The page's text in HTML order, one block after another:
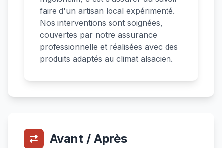
faire d'un artisan local expérimenté.
Nos interventions sont soignées,
couvertes par notre assurance
professionnelle et réalisées avec des
produits adaptés au climat alsacien.
Avant / Après